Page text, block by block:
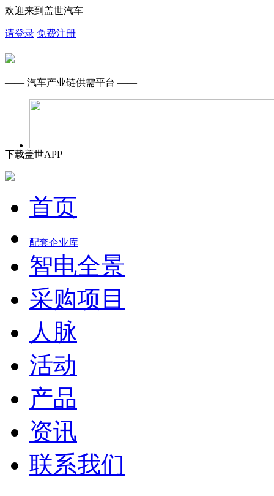
欢迎来到盖世汽车
请登录 免费注册
—— 汽车产业链供需平台 ——
下载盖世APP
首页
配套企业库
智电全景
采购项目
人脉
活动
产品
资讯
联系我们